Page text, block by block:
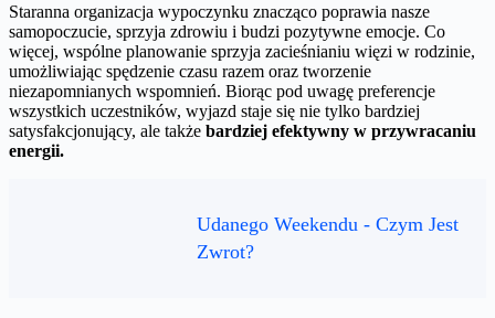
Staranna organizacja wypoczynku znacząco poprawia nasze
samopoczucie, sprzyja zdrowiu i budzi pozytywne emocje. Co
więcej, wspólne planowanie sprzyja zacieśnianiu więzi w rodzinie,
umożliwiając spędzenie czasu razem oraz tworzenie
niezapomnianych wspomnień. Biorąc pod uwagę preferencje
wszystkich uczestników, wyjazd staje się nie tylko bardziej
satysfakcjonujący, ale także bardziej efektywny w przywracaniu
energii.
Udanego Weekendu - Czym Jest
Zwrot?